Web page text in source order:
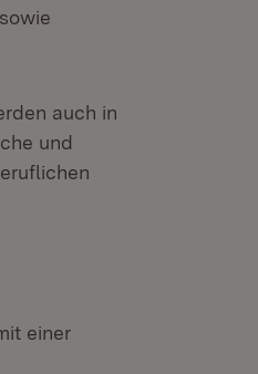
auch in
und
einer